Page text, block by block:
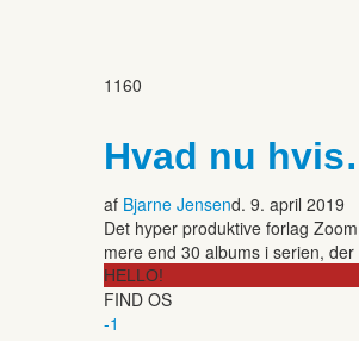
1160
Hvad nu
af Bjarne Jensend. 9. april 2019
Det hyper produktive forlag
mere end 30 al­bums i serien,
HELLO!
FIND OS
-1